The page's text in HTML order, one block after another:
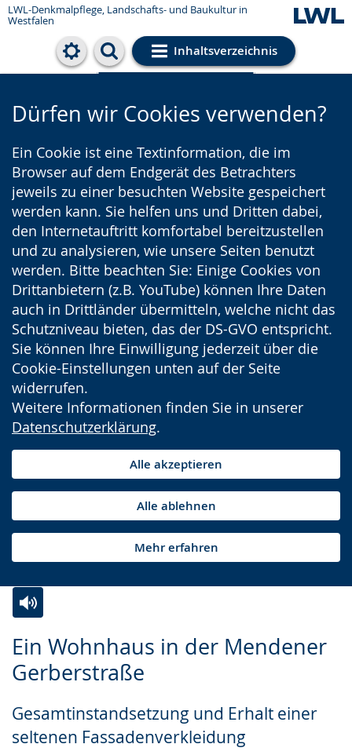
LWL-Denkmalpflege, Landschafts- und Baukultur in
Westfalen
Inhaltsverzeichnis
Cookie-Einstellungen
Dürfen wir Cookies verwenden?
Ein Cookie ist eine Textinformation, die im
Browser auf dem Endgerät des Betrachters
jeweils zu einer besuchten Website gespeichert
werden kann. Sie helfen uns und Dritten dabei,
den Internetauftritt komfortabel bereitzustellen
und zu analysieren, wie unsere Seiten benutzt
werden. Bitte beachten Sie: Einige Cookies von
Drittanbietern (z.B. YouTube) können Ihre Daten
auch in Drittländer übermitteln, welche nicht das
Schutzniveau bieten, das der DS-GVO entspricht.
Sie können Ihre Einwilligung jederzeit über die
Cookie-Einstellungen unten auf der Seite
widerrufen.
Weitere Informationen finden Sie in unserer
Datenschutzerklärung.
Alle akzeptieren
Alle ablehnen
Mehr erfahren
Ein Wohnhaus in der Mendener
Gerberstraße
Gesamtinstandsetzung und Erhalt einer
seltenen Fassadenverkleidung
Leichten
Sprache
Audio-
Unterstützung.
Video
in
Gebärdensprache
wird